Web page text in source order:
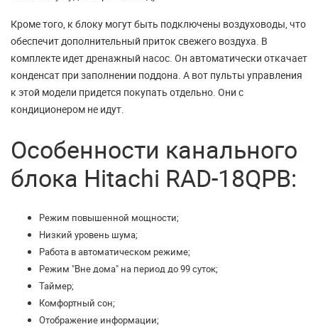
Кроме того, к блоку могут быть подключены воздуховоды, что
обеспечит дополнительный приток свежего воздуха. В
комплекте идет дренажный насос. Он автоматически откачает
конденсат при заполнении поддона. А вот пульты управления
к этой модели придется покупать отдельно. Они с
кондиционером не идут.
Особенности канального
блока Hitachi RAD-18QPB:
Режим повышенной мощности;
Низкий уровень шума;
Работа в автоматическом режиме;
Режим "Вне дома" на период до 99 суток;
Таймер;
Комфортный сон;
Отображение информации;